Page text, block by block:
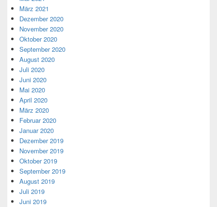
März 2021
Dezember 2020
November 2020
Oktober 2020
September 2020
August 2020
Juli 2020
Juni 2020
Mai 2020
April 2020
März 2020
Februar 2020
Januar 2020
Dezember 2019
November 2019
Oktober 2019
September 2019
August 2019
Juli 2019
Juni 2019